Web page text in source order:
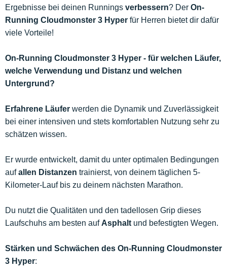
Ergebnisse bei deinen Runnings verbessern? Der On-
Running Cloudmonster 3 Hyper für Herren bietet dir dafür
viele Vorteile!
On-Running Cloudmonster 3 Hyper - für welchen Läufer,
welche Verwendung und Distanz und welchen
Untergrund?
Erfahrene Läufer werden die Dynamik und Zuverlässigkeit
bei einer intensiven und stets komfortablen Nutzung sehr zu
schätzen wissen.
Er wurde entwickelt, damit du unter optimalen Bedingungen
aufallen Distanzen trainierst, von deinem täglichen 5-
Kilometer-Lauf bis zu deinem nächsten Marathon.
Du nutzt die Qualitäten und den tadellosen Grip dieses
Laufschuhs am besten auf Asphalt und befestigten Wegen.
Stärken und Schwächen des On-Running Cloudmonster
3 Hyper: